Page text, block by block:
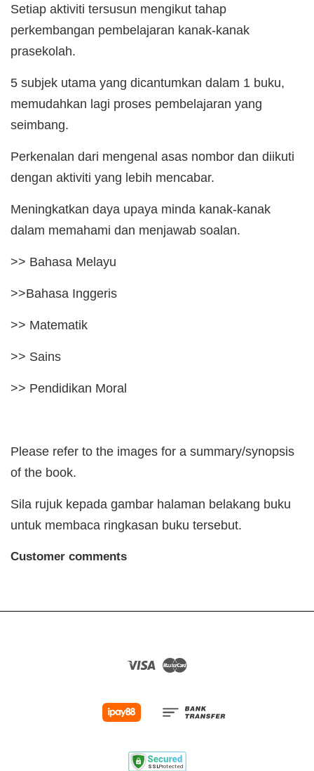
Setiap aktiviti tersusun mengikut tahap
perkembangan pembelajaran kanak-kanak
prasekolah.
5 subjek utama yang dicantumkan dalam 1 buku,
memudahkan lagi proses pembelajaran yang
seimbang.
Perkenalan dari mengenal asas nombor dan diikuti
dengan aktiviti yang lebih mencabar.
Meningkatkan daya upaya minda kanak-kanak
dalam memahami dan menjawab soalan.
>> Bahasa Melayu
>>Bahasa Inggeris
>> Matematik
>> Sains
>> Pendidikan Moral
Please refer to the images for a summary/synopsis
of the book.
Sila rujuk kepada gambar halaman belakang buku
untuk membaca ringkasan buku tersebut.
Customer comments
Visa